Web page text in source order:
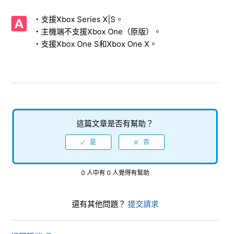
Hawaii】可以支援HDR嗎？
【Xbox Series X|S/Xbox One/人中之龍８外傳 Pirates in
Hawaii】請告知製作的儲存檔案所需的必要容量。
【Xbox Series X|S/Xbox One/人中之龍８外傳 Pirates in
Hawaii】DLC可以在Xbox Series X|S與 Xbox One之間共享
嗎，還是需要單獨購買？
Hawaii】是否具有與該系列其他作品、其他平台軟體或其他媒
・支援Xbox Series X|S。
・主機端不支援Xbox One（原版）。
・支援Xbox One S和Xbox One X。
這篇文章是否有幫助？
0 人中有 0 人覺得有幫助
還有其他問題？ 提交請求